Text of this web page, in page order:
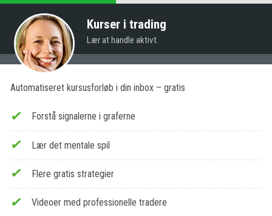
Kurser i trading
Lær at handle aktivt.
Automatiseret kursusforløb i din inbox – gratis
Forstå signalerne i graferne
Lær det mentale spil
Flere gratis strategier
Videoer med professionelle tradere